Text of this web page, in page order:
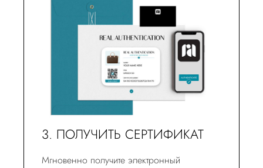
3. ПОЛУЧИТЬ СЕРТИФИКАТ
Мгновенно получите электронный